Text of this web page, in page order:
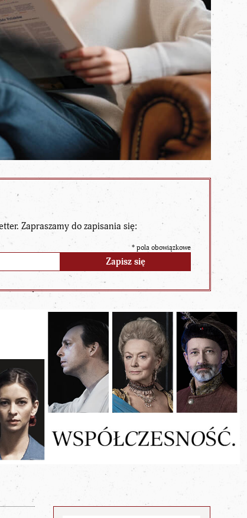
Zapraszamy do zapisania się:
*pola obowiązkowe